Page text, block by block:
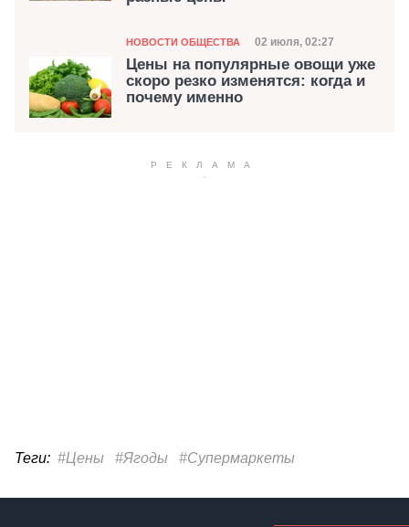
Категория
НОВОСТИ ОБЩЕСТВА Дата публикации
02 июля, 02:27
Цены на популярные овощи уже
скоро резко изменятся: когда и
почему именно
Теги: #Цены #Ягоды #Супермаркеты